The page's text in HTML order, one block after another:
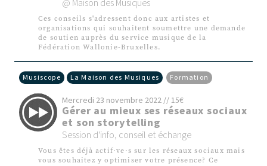
@ Maison des Musiques
Ces conseils s'adressent donc aux artistes et
organisations qui souhaitent soumettre une demande
de soutien auprès du service musique de la
Fédération Wallonie-Bruxelles.
Musiscope La Maison des Musiques Formation
Mercredi 23 novembre 2022 // 15€
Gérer au mieux ses réseaux sociaux
et son storytelling
Session d'info, conseil et échange
Vous êtes déjà actif·ve·s sur les réseaux sociaux mais
vous souhaitez y optimiser votre présence? Ce